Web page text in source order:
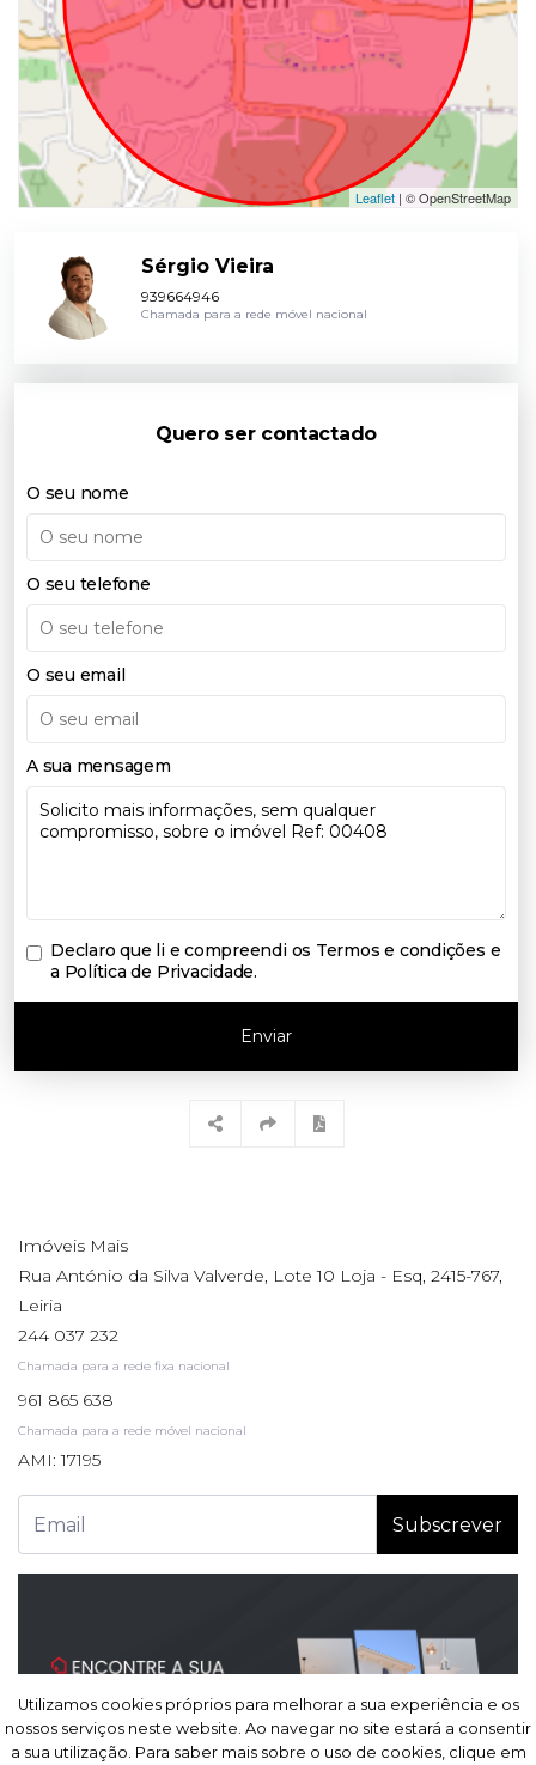
Utilizamos cookies próprios para melhorar a sua experiência e os
nossos serviços neste website. Ao navegar no site estará a consentir
a sua utilização. Para saber mais sobre o uso de cookies, clique em
Leaflet | © OpenStreetMap
Sérgio Vieira
939664946
Chamada para a rede móvel nacional
Quero ser contactado
O seu nome
O seu telefone
O seu email
A sua mensagem
Declaro que li e compreendi os Termos e condições e
a Política de Privacidade.
Enviar
Imóveis Mais
Rua António da Silva Valverde, Lote 10 Loja - Esq, 2415-767,
Leiria
244 037 232
Chamada para a rede fixa nacional
961 865 638
Chamada para a rede móvel nacional
AMI: 17195
Subscrever
Utilizamos cookies próprios para melhorar a sua experiência e os
nossos serviços neste website. Ao navegar no site estará a consentir
a sua utilização. Para saber mais sobre o uso de cookies, clique em